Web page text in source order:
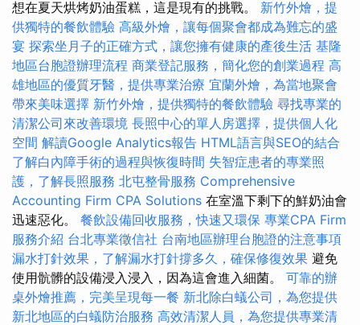
想在夏天烘烤奶油蛋糕，這是現有的挑戰。 新竹外燴，提
供獨特的餐飲體驗 高級外燴，讓每個聚會都成為難忘的盛
宴 探索坐月子的正確方式，讓您擁有健康的產後生活 基隆
地區台胞證辦理流程 商業登記服務，簡化您的創業過程 高
雄地區的優質牙醫，提供專業治療 宜蘭外燴，為當地聚會
帶來美味選擇 新竹外燴，提供獨特的餐飲體驗 尋找專業的
清潔公司來改善環境 長照中心的單人房選擇，提供個人化
空間 解讀Google Analytics報告 HTML語言與SEO的結合
了解白內障手術的過程與恢復時間 失智症患者的專業照
護，了解長照服務 北屯整骨服務 Comprehensive
Accounting Firm CPA Solutions 在室溫下剩下的鮮奶油會
迅速惡化。 餐飲設備回收服務，快速又環保 專業CPA Firm
服務介紹 台北專業徵信社 台南地區辦理台胞證的注意事項
漏水打針效果，了解漏水打針撐多久，確保修復效果 避免
使用骯髒的設備浸入浸入，因為這會進入細菌。 可靠的辦
桌外燴推薦，完美呈現每一餐 新北除白蟻公司，為您提供
新北地區的白蟻防治服務 高效清潔人員，為您提供專業清